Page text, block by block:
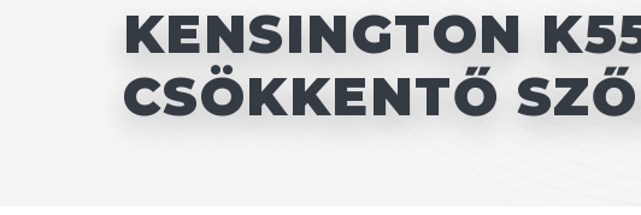
KENSINGTON
CSÖKKENTŐ